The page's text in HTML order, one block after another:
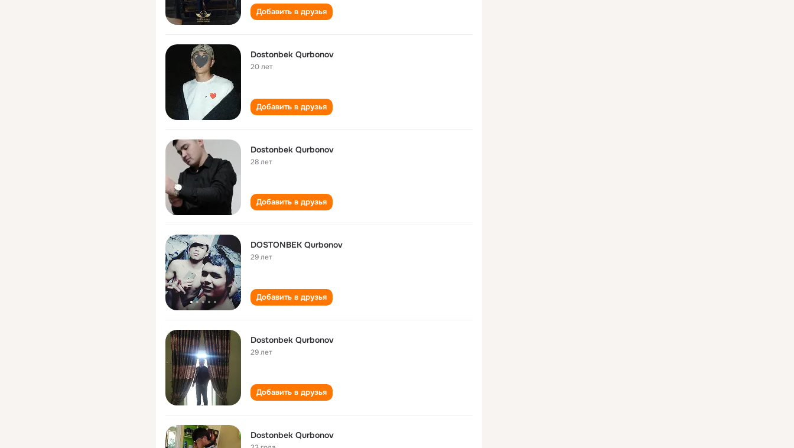
Добавить в друзья
Dostonbek Qurbonov
20 лет
Добавить в друзья
Dostonbek Qurbonov
28 лет
Добавить в друзья
DOSTONBEK Qurbonov
29 лет
Добавить в друзья
Dostonbek Qurbonov
29 лет
Добавить в друзья
Dostonbek Qurbonov